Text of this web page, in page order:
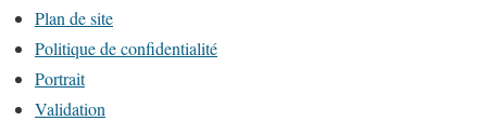
Plan de site
Politique de confidentialité
Portrait
Validation